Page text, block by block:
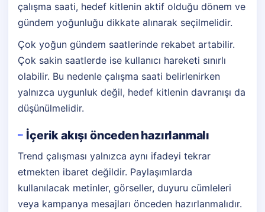
çalışma saati, hedef kitlenin aktif olduğu dönem ve
gündem yoğunluğu dikkate alınarak seçilmelidir.
Çok yoğun gündem saatlerinde rekabet artabilir.
Çok sakin saatlerde ise kullanıcı hareketi sınırlı
olabilir. Bu nedenle çalışma saati belirlenirken
yalnızca uygunluk değil, hedef kitlenin davranışı da
düşünülmelidir.
İçerik akışı önceden hazırlanmalı
Trend çalışması yalnızca aynı ifadeyi tekrar
etmekten ibaret değildir. Paylaşımlarda
kullanılacak metinler, görseller, duyuru cümleleri
veya kampanya mesajları önceden hazırlanmalıdır.